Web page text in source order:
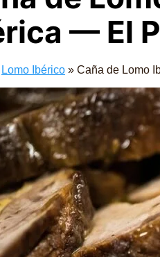
— El
Lomo Ibérico » Caña de Lomo